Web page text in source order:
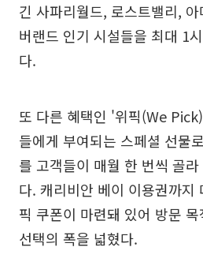
긴 사파리월드, 로스트밸리,
버랜드 인기 시설들을 최대 1
다.
또 다른 혜택인 '위픽(We
들에게 부여되는 스페셜 선물
를 고객들이 매월 한 번씩 골
다. 캐리비안 베이 이용권까지
픽 쿠폰이 마련돼 있어 방문
선택의 폭을 넓혔다.